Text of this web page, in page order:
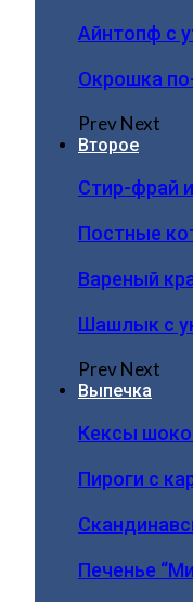
Айнтопф с
Окрошка
PrevNext
Второе
Стир-фрай
Постные
Вареный
Шашлык с
PrevNext
Выпечка
Кексы
Пироги c
Печенье